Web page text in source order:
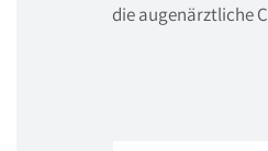
die augenärztliche